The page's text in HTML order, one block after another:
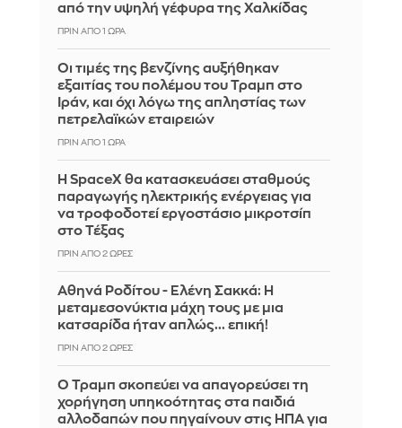
από την υψηλή γέφυρα της Χαλκίδας
ΠΡΙΝ ΑΠΌ 1 ΏΡΑ
Οι τιμές της βενζίνης αυξήθηκαν
εξαιτίας του πολέμου του Τραμπ στο
Ιράν, και όχι λόγω της απληστίας των
πετρελαϊκών εταιρειών
ΠΡΙΝ ΑΠΌ 1 ΏΡΑ
Η SpaceX θα κατασκευάσει σταθμούς
παραγωγής ηλεκτρικής ενέργειας για
να τροφοδοτεί εργοστάσιο μικροτσίπ
στο Τέξας
ΠΡΙΝ ΑΠΌ 2 ΏΡΕΣ
Αθηνά Ροδίτου - Ελένη Σακκά: Η
μεταμεσονύκτια μάχη τους με μια
κατσαρίδα ήταν απλώς... επική!
ΠΡΙΝ ΑΠΌ 2 ΏΡΕΣ
Ο Τραμπ σκοπεύει να απαγορεύσει τη
χορήγηση υπηκοότητας στα παιδιά
αλλοδαπών που πηγαίνουν στις ΗΠΑ για